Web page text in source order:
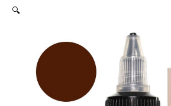
🔍